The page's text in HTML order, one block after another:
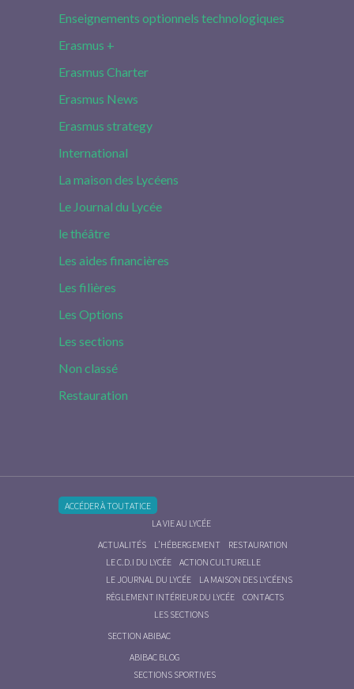
Enseignements optionnels technologiques
Erasmus +
Erasmus Charter
Erasmus News
Erasmus strategy
International
La maison des Lycéens
Le Journal du Lycée
le théâtre
Les aides financières
Les filières
Les Options
Les sections
Non classé
Restauration
ACCÉDER À TOUTATICE
LA VIE AU LYCÉE
ACTUALITÉS
L’HÉBERGEMENT
RESTAURATION
LE C.D.I DU LYCÉE
ACTION CULTURELLE
LE JOURNAL DU LYCÉE
LA MAISON DES LYCÉENS
RÈGLEMENT INTÉRIEUR DU LYCÉE
CONTACTS
LES SECTIONS
SECTION ABIBAC
ABIBAC BLOG
SECTIONS SPORTIVES